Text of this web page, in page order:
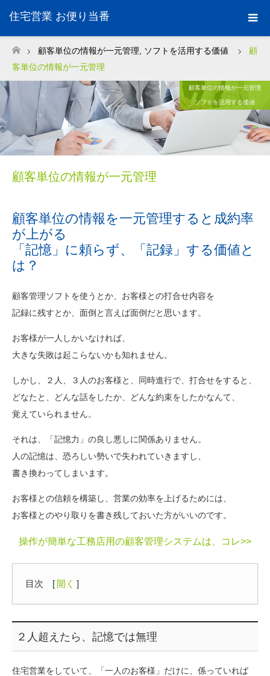
住宅営業 お便り当番
ホーム
顧客単位の情報が一元管理 ソフトを活用する価値
顧
客単位の情報が一元管理
顧客単位の情報が一元管理
ソフトを活用する価値
顧客単位の情報が一元管理
顧客単位の情報を一元管理すると成約率
が上がる
「記憶」に頼らず、「記録」する価値と
は？
顧客管理ソフトを使うとか、お客様との打合せ内容を
記録に残すとか、面倒と言えば面倒だと思います。
お客様が一人しかいなければ、
大きな失敗は起こらないかも知れません。
しかし、２人、３人のお客様と、同時進行で、打合せをすると、
どなたと、どんな話をしたか、どんな約束をしたかなんて、
覚えていられません。
それは、「記憶力」の良し悪しに関係ありません。
人の記憶は、恐ろしい勢いで失われていきますし、
書き換わってしまいます。
お客様との信頼を構築し、営業の効率を上げるためには、
お客様とのやり取りを書き残しておいた方がいいのです。
操作が簡単な工務店用の顧客管理システムは、コレ>>
目次 [ 開く ]
２人超えたら、記憶では無理
住宅営業をしていて、「一人のお客様」だけに、係っていれば